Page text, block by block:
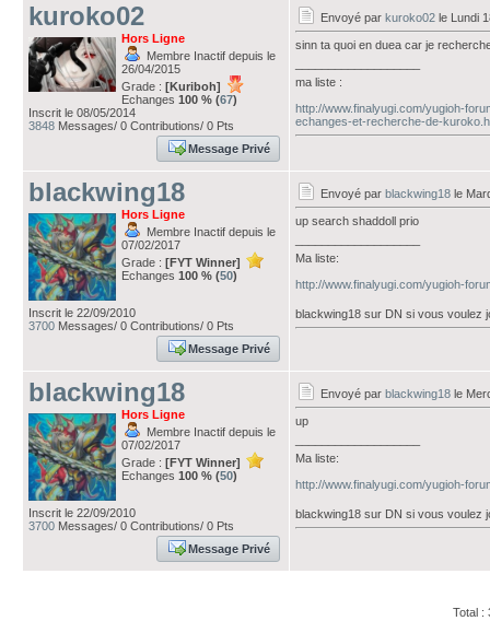
kuroko02
Hors Ligne
Membre Inactif depuis le
26/04/2015
Grade : [Kuriboh]
Echanges 100 % (67)
Inscrit le 08/05/2014
3848 Messages/ 0 Contributions/ 0 Pts
Message Privé
Envoyé par kuroko02 le Lundi
sinn ta quoi en duea car je
ma liste :
http://www.finalyugi.com/yugioh-
echanges-et-recherche-de-
blackwing18
Hors Ligne
Membre Inactif depuis le
07/02/2017
Grade : [FYT Winner]
Echanges 100 % (50)
Inscrit le 22/09/2010
3700 Messages/ 0 Contributions/ 0 Pts
Message Privé
Envoyé par blackwing18 le
up search shaddoll prio
Ma liste:
http://www.finalyugi.com/yugioh-
blackwing18 sur DN si vous voulez
blackwing18
Hors Ligne
Membre Inactif depuis le
07/02/2017
Grade : [FYT Winner]
Echanges 100 % (50)
Inscrit le 22/09/2010
3700 Messages/ 0 Contributions/ 0 Pts
Message Privé
Envoyé par blackwing18 le
up
Ma liste:
http://www.finalyugi.com/yugioh-
blackwing18 sur DN si vous voulez
Total :